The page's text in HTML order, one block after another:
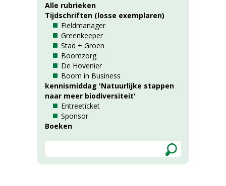
Alle rubrieken
Tijdschriften (losse exemplaren)
Fieldmanager
Greenkeeper
Stad + Groen
Boomzorg
De Hovenier
Boom in Business
kennismiddag 'Natuurlijke stappen
naar meer biodiversiteit'
Entreeticket
Sponsor
Boeken